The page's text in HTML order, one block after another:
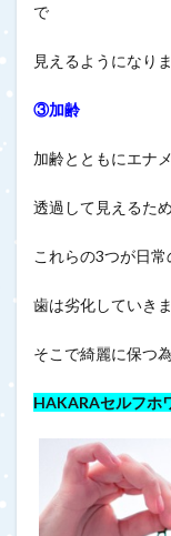
で
見えるようになりま
③加齢
加齢とともにエナ
透過して見えるた
これらの3つが日常
歯は劣化していきま
そこで綺麗に保つ
HAKARAセルフホ